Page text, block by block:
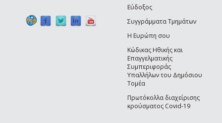
Εύδοξος
Συγγράμματα Τμημάτων
Η Ευρώπη σου
Κώδικας Ηθικής και
Επαγγελματικής
Συμπεριφοράς
Υπαλλήλων του Δημόσιου
Τομέα
Πρωτόκολλα διαχείρισης
κρούσματος Covid-19